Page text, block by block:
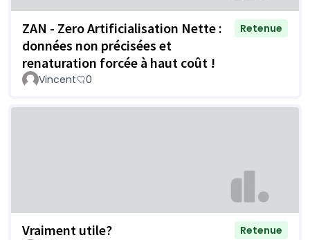
ZAN - Zero Artificialisation Nette :
données non précisées et
renaturation forcée à haut coût !
Retenue
Vincent 0
Vraiment utile?
Retenue